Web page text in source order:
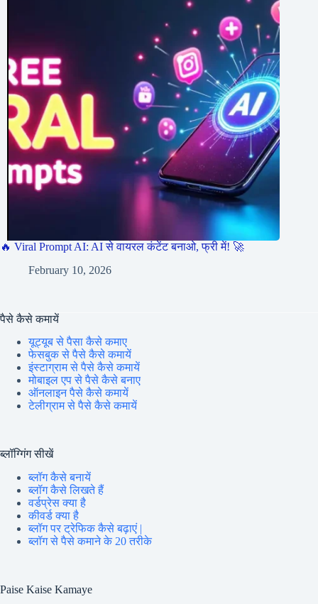
🔥 Viral Prompt AI: AI से वायरल कंटेंट बनाओ, फ्री में! 🚀
February 10, 2026
पैसे कैसे कमायें
यूट्यूब से पैसा कैसे कमाए
फेसबुक से पैसे कैसे कमायें
इंस्टाग्राम से पैसे कैसे कमायें
मोबाइल एप से पैसे कैसे बनाए
ऑनलाइन पैसे कैसे कमायें
टेलीग्राम से पैसे कैसे कमायें
ब्लॉग्गिंग सीखें
ब्लॉग कैसे बनायें
ब्लॉग कैसे लिखते हैं
वर्डप्रेस क्या है
कीवर्ड क्या है
ब्लॉग पर ट्रेफिक कैसे बढ़ाएं |
ब्लॉग से पैसे कमाने के 20 तरीके
Paise Kaise Kamaye